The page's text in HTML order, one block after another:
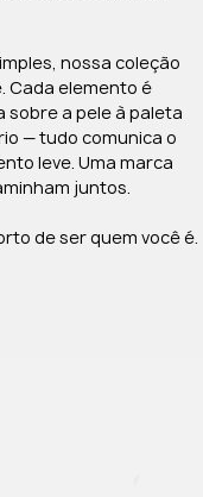
nossa coleção
Cada elemento é
sobre a pele à paleta
— tudo comunica o
leve. Uma marca
juntos.
de ser quem você é.